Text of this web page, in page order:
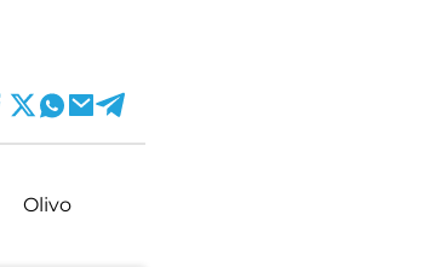
Olivo